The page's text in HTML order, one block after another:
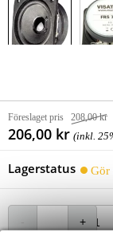
Föreslaget pris 208,00 kr
206,00 kr (inkl.
Lagerstatus Gör